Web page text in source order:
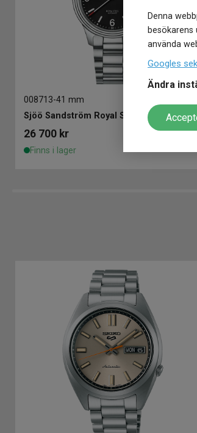
Denna
använda
Googles
Ändra
008713-41 mm
Sjöö
26 700 kr
Finns i lager